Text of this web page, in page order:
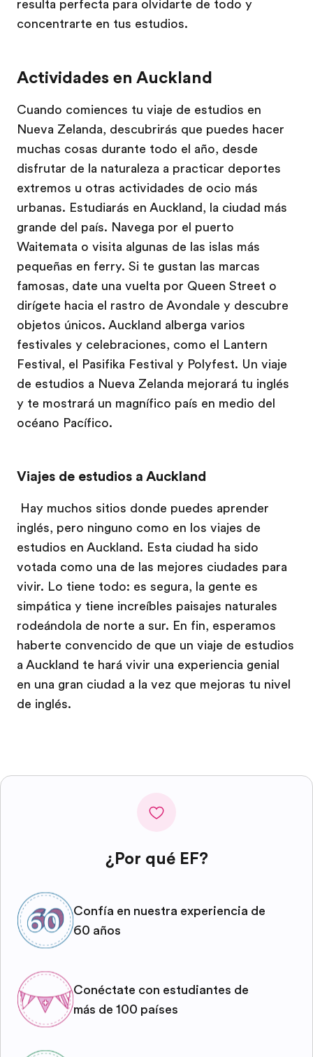
resulta perfecta para olvidarte de todo y
concentrarte en tus estudios.
Actividades en Auckland
Cuando comiences tu viaje de estudios en
Nueva Zelanda, descubrirás que puedes hacer
muchas cosas durante todo el año, desde
disfrutar de la naturaleza a practicar deportes
extremos u otras actividades de ocio más
urbanas. Estudiarás en Auckland, la ciudad más
grande del país. Navega por el puerto
Waitemata o visita algunas de las islas más
pequeñas en ferry. Si te gustan las marcas
famosas, date una vuelta por Queen Street o
dirígete hacia el rastro de Avondale y descubre
objetos únicos. Auckland alberga varios
festivales y celebraciones, como el Lantern
Festival, el Pasifika Festival y Polyfest. Un viaje
de estudios a Nueva Zelanda mejorará tu inglés
y te mostrará un magnífico país en medio del
océano Pacífico.
Viajes de estudios a Auckland
Hay muchos sitios donde puedes aprender
inglés, pero ninguno como en los viajes de
estudios en Auckland. Esta ciudad ha sido
votada como una de las mejores ciudades para
vivir. Lo tiene todo: es segura, la gente es
simpática y tiene increíbles paisajes naturales
rodeándola de norte a sur. En fin, esperamos
haberte convencido de que un viaje de estudios
a Auckland te hará vivir una experiencia genial
en una gran ciudad a la vez que mejoras tu nivel
de inglés.
¿Por qué EF?
Confía en nuestra experiencia de
60 años
Conéctate con estudiantes de
más de 100 países